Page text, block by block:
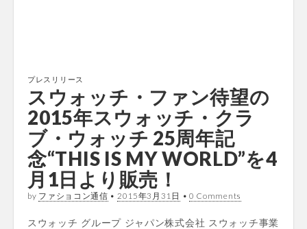
プレスリリース
スウォッチ・ファン待望の
2015年スウォッチ・クラ
ブ・ウォッチ 25周年記
念“THIS IS MY WORLD”を4
月1日より販売！
by ファショコン通信 • 2015年3月31日 • 0 Comments
スウォッチ グループ ジャパン株式会社 スウォッチ事業